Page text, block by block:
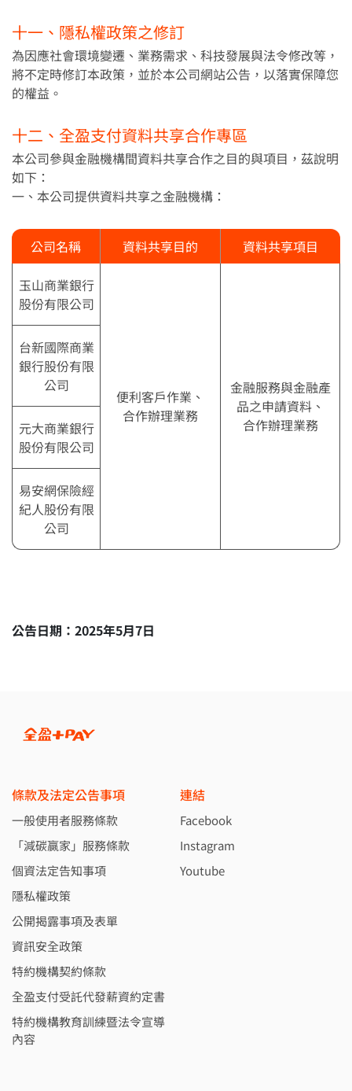
十一、隱私權政策之修訂
為因應社會環境變遷、業務需求、科技發展與法令修改等，
將不定時修訂本政策，並於本公司網站公告，以落實保障您
的權益。
十二、全盈支付資料共享合作專區
本公司參與金融機構間資料共享合作之目的與項目，茲說明
如下：
一、本公司提供資料共享之金融機構：
公司名稱 資料共享目的 資料共享項目
玉山商業銀行
股份有限公司
便利客戶作業、
合作辦理業務
金融服務與金融產
品之申請資料、
合作辦理業務
台新國際商業
銀行股份有限
公司
元大商業銀行
股份有限公司
易安網保險經
紀人股份有限
公司
公告日期：2025年5月7日
條款及法定公告事項
一般使用者服務條款
「減碳贏家」服務條款
個資法定告知事項
隱私權政策
公開揭露事項及表單
資訊安全政策
特約機構契約條款
全盈支付受託代發薪資約定書
特約機構教育訓練暨法令宣導
內容
連結
Facebook
Instagram
Youtube